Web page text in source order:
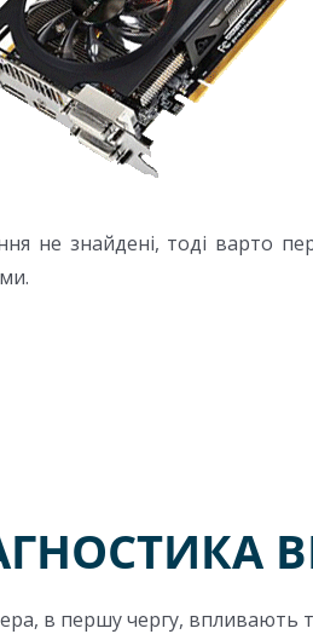
не знайдені, тоді варто
в першу чергу, впливають